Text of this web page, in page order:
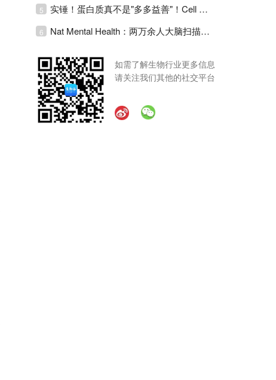
5 实锤！蛋白质真不是"多多益善"！Cell Press Blue：适度限蛋白，反而拉长健康寿命！
6 Nat Mental Health：两万余人大脑扫描刷新抑郁脑科学认知！抑郁不只是情绪病，视觉、运动脑区同步受损！
如需了解生物行业更多信息
请关注我们其他的社交平台